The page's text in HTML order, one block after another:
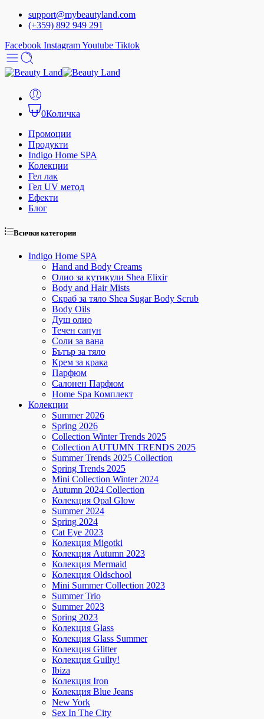
support@mybeautyland.com
(+359) 892 949 291
Facebook InstagramYoutube Tiktok
0Количка
Промоции
Продукти
Indigo Home SPA
Колекции
Гел лак
Гел UV метод
Ефекти
Блог
Всички категории
Indigo Home SPA
Hand and Body Creams
Олио за кутикули Shea Elixir
Body and Hair Mists
Скраб за тяло Shea Sugar Body Scrub
Body Oils
Душ олио
Течен сапун
Соли за вана
Бътър за тяло
Крем за крака
Парфюм
Салонен Парфюм
Home Spa Комплект
Колекции
Summer 2026
Spring 2026
Collection Winter Trends 2025
Collection AUTUMN TRENDS 2025
Summer Trends 2025 Collection
Spring Trends 2025
Mini Collection Winter 2024
Autumn 2024 Collection
Колекция Opal Glow
Summer 2024
Spring 2024
Cat Eye 2023
Колекция Migotki
Колекция Autumn 2023
Колекция Mermaid
Колекция Oldschool
Mini Summer Collection 2023
Summer Trio
Summer 2023
Spring 2023
Колекция Glass
Колекция Glass Summer
Колекция Glitter
Колекция Guilty!
Ibiza
Колекция Iron
Колекция Blue Jeans
New York
Sex In The City